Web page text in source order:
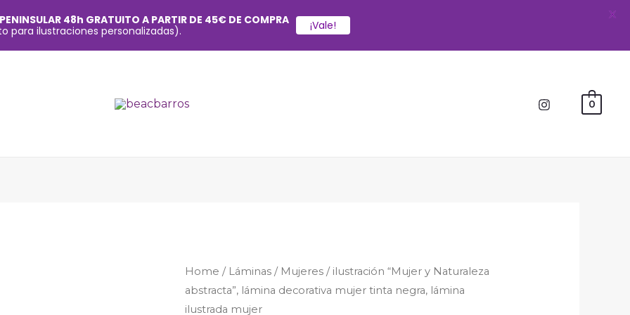
0
Home / Láminas / Mujeres / ilustración “Mujer y Naturaleza
abstracta”, lámina decorativa mujer tinta negra, lámina
ilustrada mujer
48h GRATUITO A PARTIR DE 45€ DE COMPRA
para ilustraciones personalizadas).
¡Vale!
X